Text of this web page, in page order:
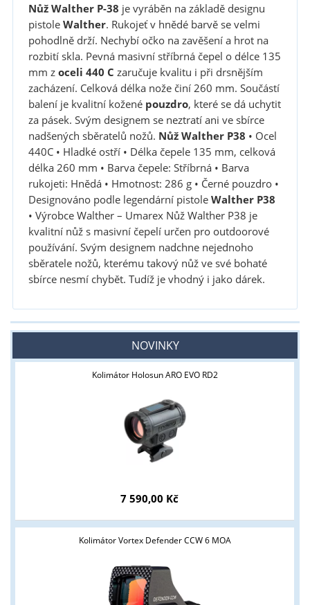
Nůž Walther P-38 je vyráběn na základě designu
pistoleWalther. Rukojeť v hnědé barvě se velmi
pohodlně drží. Nechybí očko na zavěšení a hrot na
rozbití skla. Pevná masivní stříbrná čepel o délce 135
mm zoceli 440 C zaručuje kvalitu i při drsnějším
zacházení. Celková délka nože činí 260 mm. Součástí
balení je kvalitní kožené pouzdro, které se dá uchytit
za pásek. Svým designem se neztratí ani ve sbírce
nadšených sběratelů nožů. Nůž Walther P38 • Ocel
440C • Hladké ostří • Délka čepele 135 mm, celková
délka 260 mm • Barva čepele: Stříbrná • Barva
rukojeti: Hnědá • Hmotnost: 286 g • Černé pouzdro •
Designováno podle legendární pistoleWalther P38
• Výrobce Walther – Umarex Nůž Walther P38 je
kvalitní nůž s masivní čepelí určen pro outdoorové
používání. Svým designem nadchne nejednoho
sběratele nožů, kterému takový nůž ve své bohaté
sbírce nesmí chybět. Tudíž je vhodný i jako dárek.
NOVINKY
Kolimátor Holosun ARO EVO RD2
7 590,00 Kč
Kolimátor Vortex Defender CCW 6 MOA